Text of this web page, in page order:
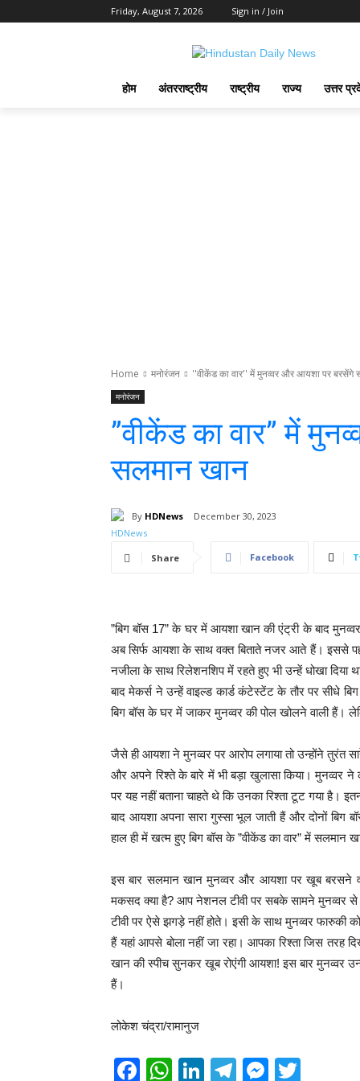
Friday, August 7, 2026 Sign in / Join
होम अंतरराष्ट्रीय राष्ट्रीय राज्य उत्तर
Home मनोरंजन ''वीकेंड का वार'' में मुनव्वर और आयशा पर बरसेंगे
मनोरंजन
”वीकेंड का वार” में
सलमान खान
By HDNews December 30, 2023
Share Facebook
”बिग बॉस 17” के घर में आयशा खान की एंट्री के बाद
अब सिर्फ आयशा के साथ वक्त बिताते नजर आते हैं। इससे
नजीला के साथ रिलेशनशिप में रहते हुए भी उन्हें धोखा
बाद मेकर्स ने उन्हें वाइल्ड कार्ड कंटेस्टेंट के तौर पर सीधे
बिग बॉस के घर में जाकर मुनव्वर की पोल खोलने वाली हैं।
जैसे ही आयशा ने मुनव्वर पर आरोप लगाया तो उन्होंने तुरंत
और अपने रिश्ते के बारे में भी बड़ा खुलासा किया।
पर यह नहीं बताना चाहते थे कि उनका रिश्ता टूट गया है।
बाद आयशा अपना सारा गुस्सा भूल जाती हैं और दोनों
हाल ही में खत्म हुए बिग बॉस के ”वीकेंड का वार” में
इस बार सलमान खान मुनव्वर और आयशा पर खूब बरसने
मकसद क्या है? आप नेशनल टीवी पर सबके सामने मुनव्वर से
टीवी पर ऐसे झगड़े नहीं होते। इसी के साथ मुनव्वर
हैं यहां आपसे बोला नहीं जा रहा। आपका रिश्ता जिस तरह
खान की स्पीच सुनकर खूब रोएंगी आयशा! इस बार मुनव्वर
हैं।
लोकेश चंद्रा/रामानुज
F
W
Li
T
M